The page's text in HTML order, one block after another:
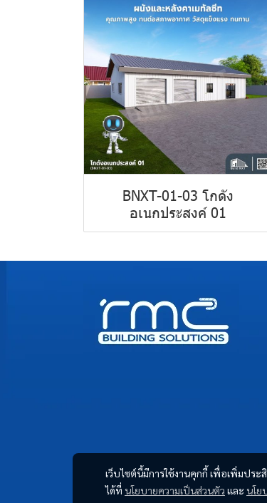
BNXT-01-03 โกดัง
อเนกประสงค์ 01
เว็บไซต์นี้มีการใช้งานคุกกี้ เพื่อเพิ่มปร
ได้ที่ นโยบายความเป็นส่วนตัว และ นโย